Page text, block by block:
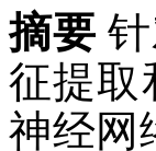
摘要
征提取
神经网